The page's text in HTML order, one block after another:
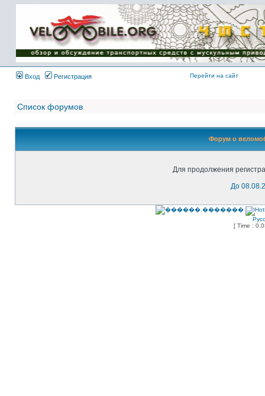
Имя пользователя:
Пароль:
{ LOG_ME_IN_SHORT
}
Вход
Регистрация Перейти на сайт
Список форумов
Форум о
Для продолжения
До
[ Time :